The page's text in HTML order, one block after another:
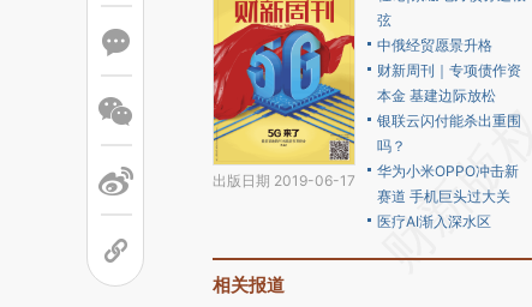
出版日期 2019-06-17
弦
中俄经贸愿景升格
财新周刊｜专项债作资
本金 基建边际放松
银联云闪付能杀出重围
吗？
华为小米OPPO冲击新
赛道 手机巨头过大关
医疗AI渐入深水区
相关报道